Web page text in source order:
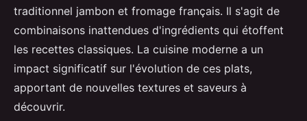
traditionnel jambon et fromage français. Il s'agit de
combinaisons inattendues d'ingrédients qui étoffent
les recettes classiques. La cuisine moderne a un
impact significatif sur l'évolution de ces plats,
apportant de nouvelles textures et saveurs à
découvrir.